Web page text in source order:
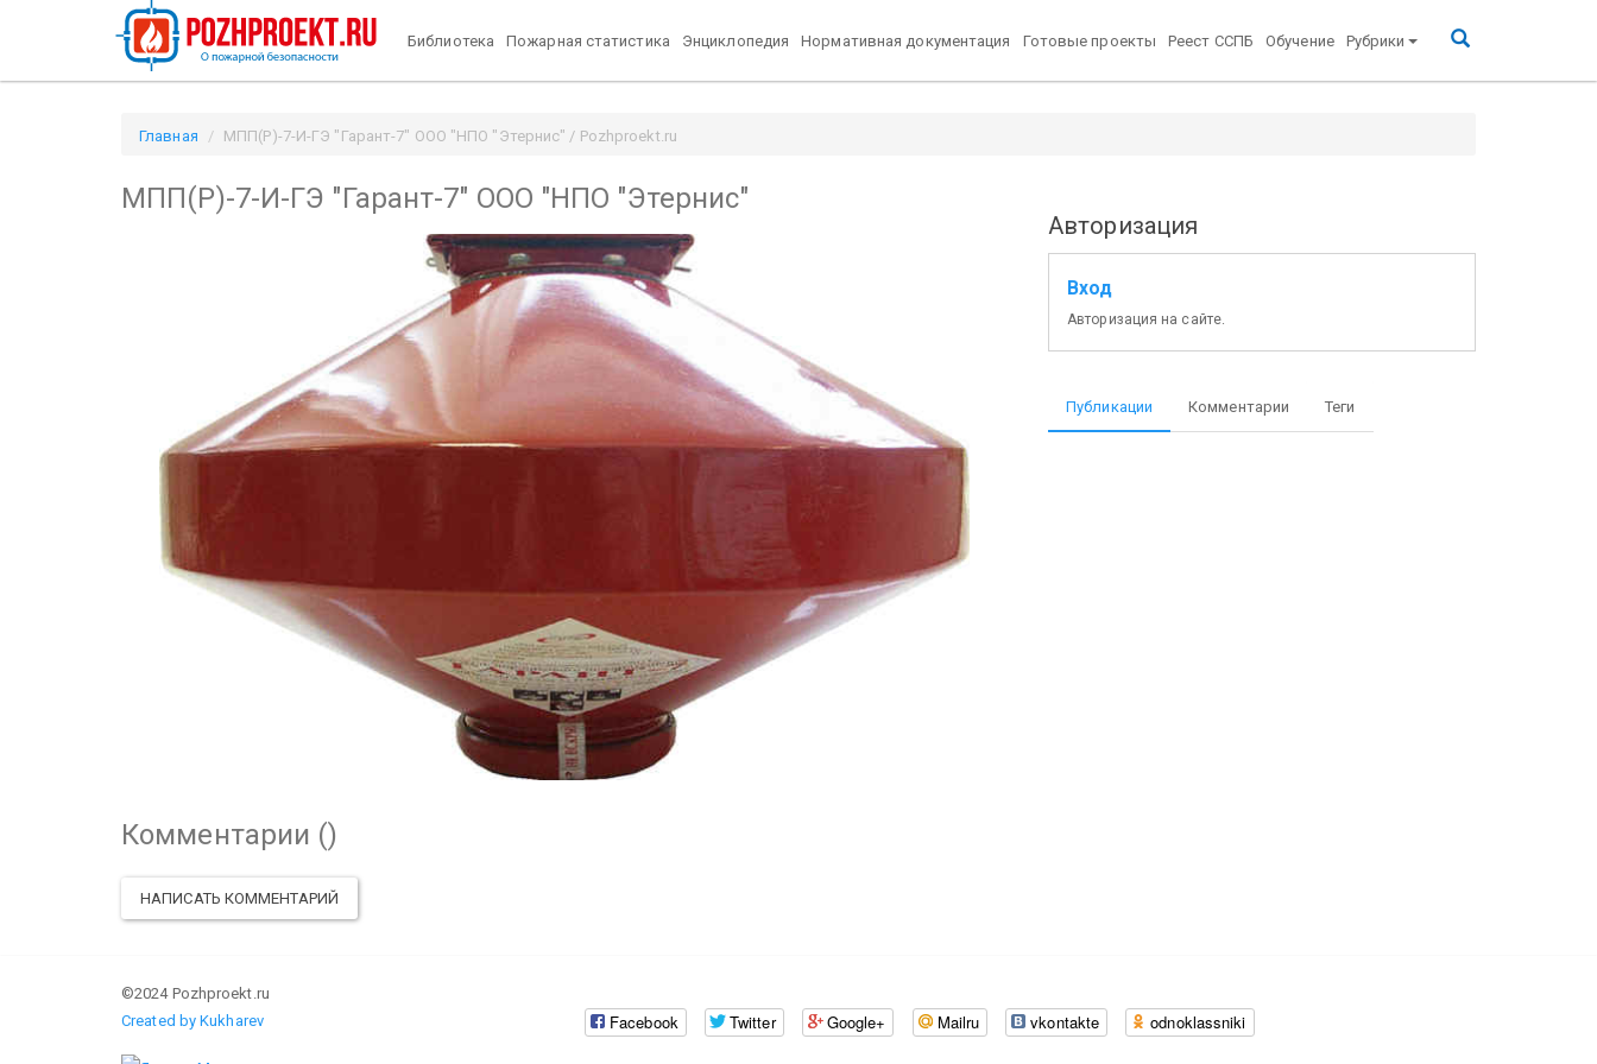
Библиотека Пожарная статистика Энциклопедия Нормативная документация Готовые проекты Реест ССПБ Обучение Рубрики
Главная МПП(Р)-7-И-ГЭ "Гарант-7" ООО "НПО "Этернис" / Pozhproekt.ru
МПП(Р)-7-И-ГЭ "Гарант-7" ООО "НПО "Этернис"
Комментарии ()
НАПИСАТЬ КОММЕНТАРИЙ
Авторизация
Вход
Авторизация на сайте.
Публикации Комментарии Теги
©2024 Pozhproekt.ru
Created by Kukharev
Facebook Twitter Google+ Mailru vkontakte odnoklassniki